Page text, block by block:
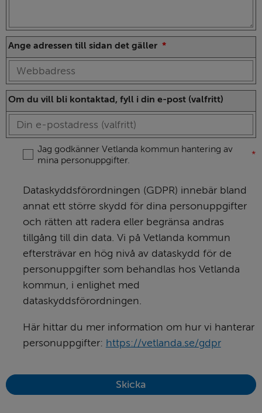
Ange adressen till sidan det gäller *(obligatorisk)
Om du vill bli kontaktad, fyll i din e-post (valfritt)
Jag godkänner Vetlanda kommun hantering av
mina personuppgifter.
*
Dataskyddsförordningen (GDPR) innebär bland
annat ett större skydd för dina personuppgifter
och rätten att radera eller begränsa andras
tillgång till din data. Vi på Vetlanda kommun
eftersträvar en hög nivå av dataskydd för de
personuppgifter som behandlas hos Vetlanda
kommun, i enlighet med
dataskyddsförordningen.
Här hittar du mer information om hur vi hanterar
personuppgifter: https://vetlanda.se/gdpr